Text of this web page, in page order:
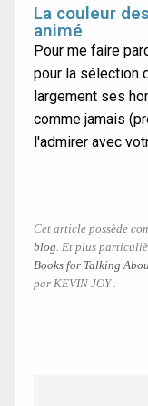
La couleur
animé
Pour me faire
pour la sélection
largement ses
comme jamais
l'admirer avec
Cet article possède
blog. Et plus
Books for Talking
par KEVIN JOY .